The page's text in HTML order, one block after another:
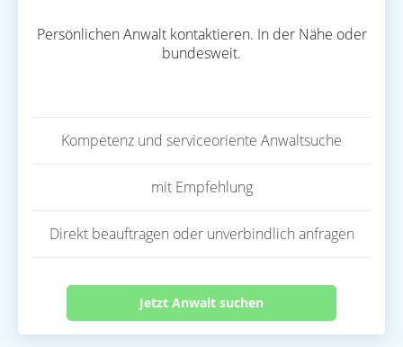
Persönlichen Anwalt kontaktieren. In der Nähe oder
bundesweit.
Kompetenz und serviceoriente Anwaltsuche
mit Empfehlung
Direkt beauftragen oder unverbindlich anfragen
Jetzt Anwalt suchen